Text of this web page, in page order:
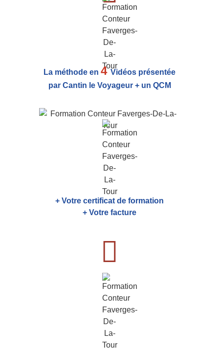
La méthode en 4Vidéos présentée
par Cantin le Voyageur + un QCM
+ Votre certificat de formation
+ Votre facture